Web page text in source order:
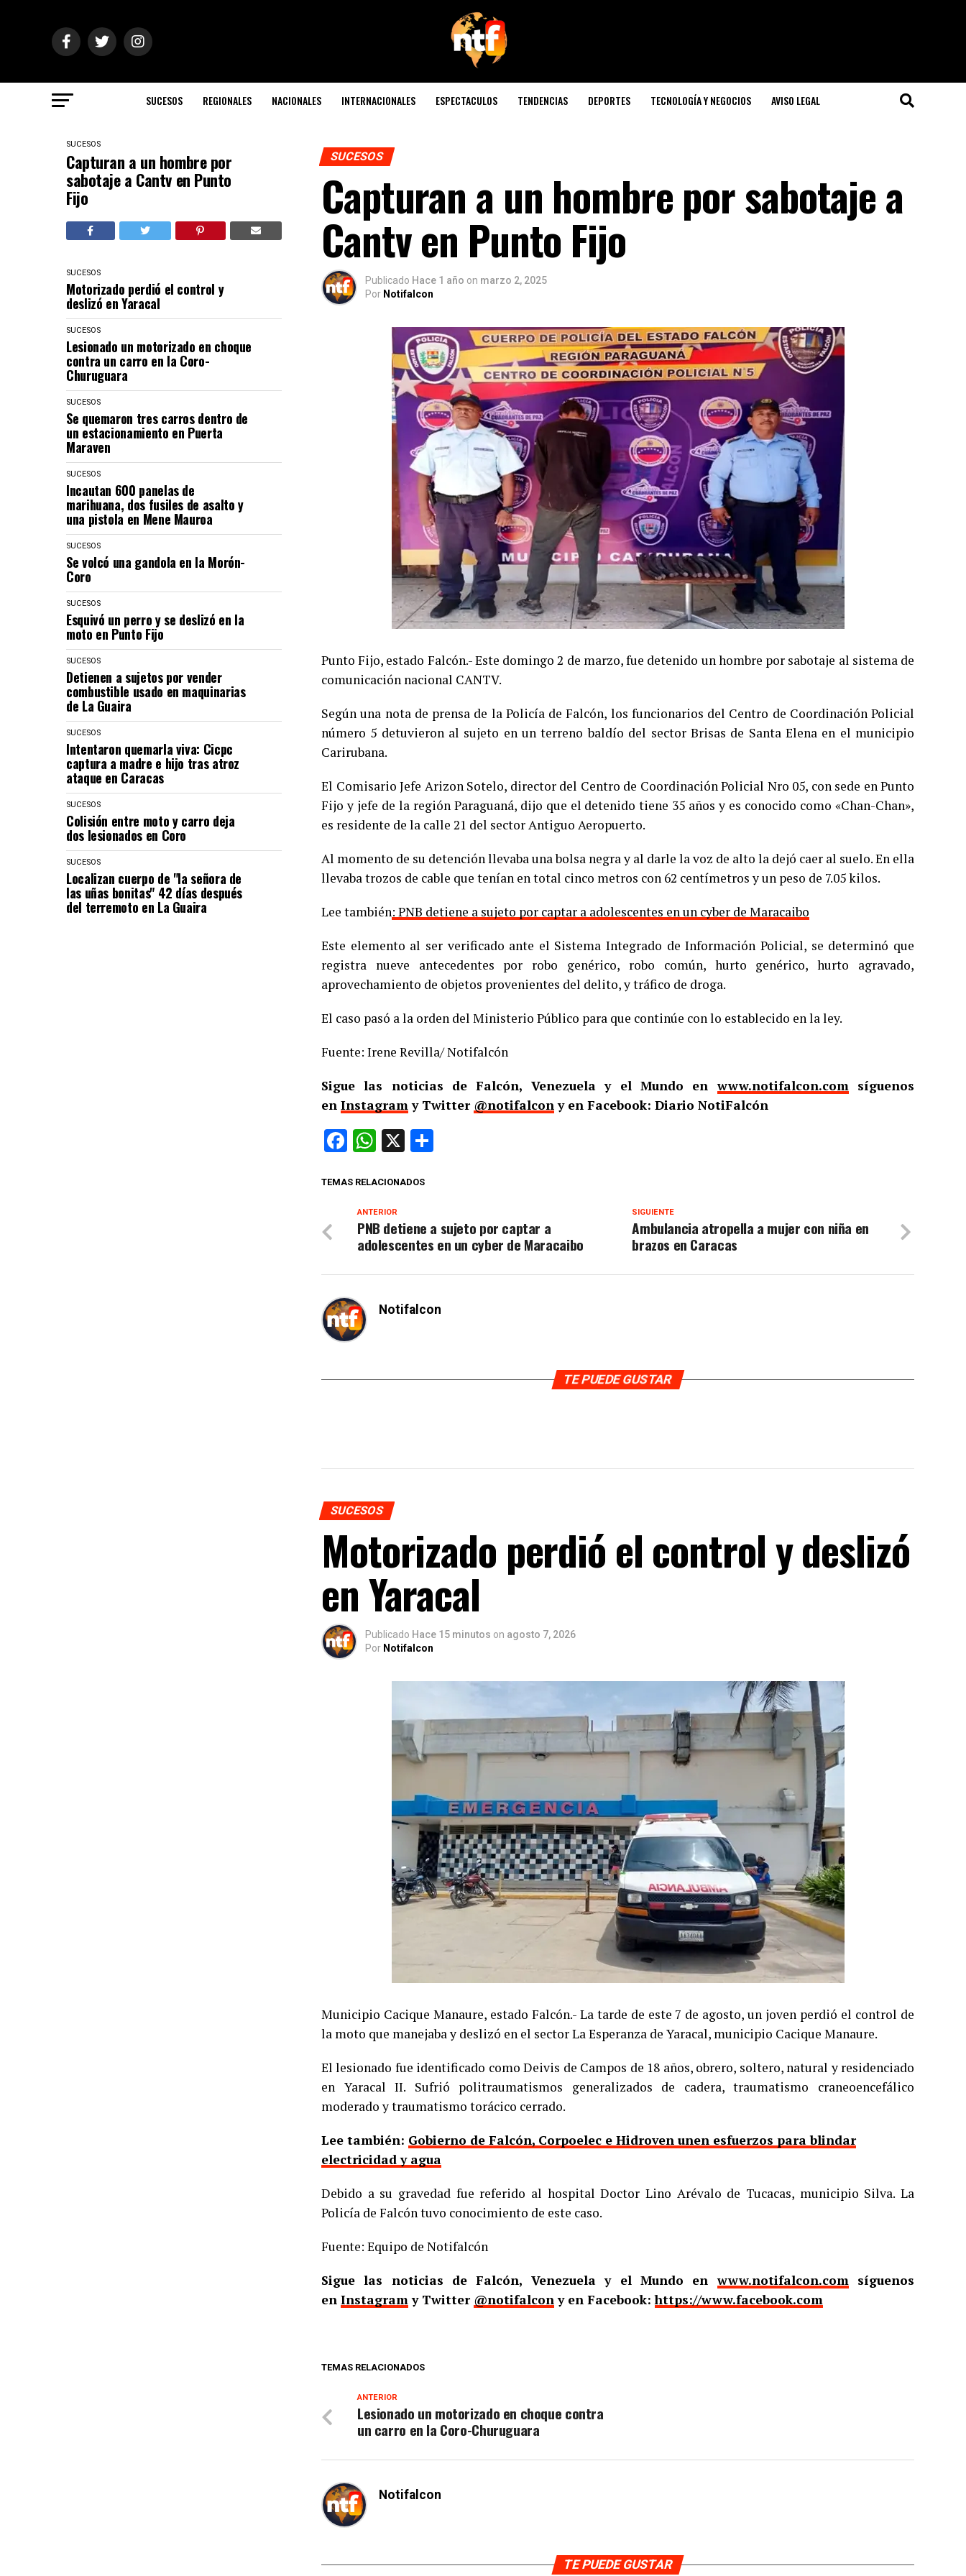
SUCESOS REGIONALES NACIONALES INTERNACIONALES ESPECTACULOS TENDENCIAS DEPORTES TECNOLOGÍA Y NEGOCIOS AVISO LEGAL
SUCESOS
Capturan a un hombre por
sabotaje a Cantv en Punto
Fijo
SUCESOS
Motorizado perdió el control y
deslizó en Yaracal
SUCESOS
Lesionado un motorizado en choque
contra un carro en la Coro-
Churuguara
SUCESOS
Se quemaron tres carros dentro de
un estacionamiento en Puerta
Maraven
SUCESOS
Incautan 600 panelas de
marihuana, dos fusiles de asalto y
una pistola en Mene Mauroa
SUCESOS
Se volcó una gandola en la Morón-
Coro
SUCESOS
Esquivó un perro y se deslizó en la
moto en Punto Fijo
SUCESOS
Detienen a sujetos por vender
combustible usado en maquinarias
de La Guaira
SUCESOS
Intentaron quemarla viva: Cicpc
captura a madre e hijo tras atroz
ataque en Caracas
SUCESOS
Colisión entre moto y carro deja
dos lesionados en Coro
SUCESOS
Localizan cuerpo de "la señora de
las uñas bonitas" 42 días después
del terremoto en La Guaira
SUCESOS
Capturan a un hombre por sabotaje a
Cantv en Punto Fijo
Publicado Hace 1 año on marzo 2, 2025
Por Notifalcon
Punto Fijo, estado Falcón.- Este domingo 2 de marzo, fue detenido un hombre por sabotaje al sistema de
comunicación nacional CANTV.
Según una nota de prensa de la Policía de Falcón, los funcionarios del Centro de Coordinación Policial
número 5 detuvieron al sujeto en un terreno baldío del sector Brisas de Santa Elena en el municipio
Carirubana.
El Comisario Jefe Arizon Sotelo, director del Centro de Coordinación Policial Nro 05, con sede en Punto
Fijo y jefe de la región Paraguaná, dijo que el detenido tiene 35 años y es conocido como «Chan-Chan»,
es residente de la calle 21 del sector Antiguo Aeropuerto.
Al momento de su detención llevaba una bolsa negra y al darle la voz de alto la dejó caer al suelo. En ella
llevaba trozos de cable que tenían en total cinco metros con 62 centímetros y un peso de 7.05 kilos.
Lee también: PNB detiene a sujeto por captar a adolescentes en un cyber de Maracaibo
Este elemento al ser verificado ante el Sistema Integrado de Información Policial, se determinó que
registra nueve antecedentes por robo genérico, robo común, hurto genérico, hurto agravado,
aprovechamiento de objetos provenientes del delito, y tráfico de droga.
El caso pasó a la orden del Ministerio Público para que continúe con lo establecido en la ley.
Fuente: Irene Revilla/ Notifalcón
Sigue las noticias de Falcón, Venezuela y el Mundo enwww.notifalcon.comsíguenos
en Instagramy Twitter @notifalcony en Facebook: Diario NotiFalcón
Facebook
WhatsApp
X
TEMAS RELACIONADOS
SIGUIENTE
Ambulancia atropella a mujer con niña en
brazos en Caracas
ANTERIOR
PNB detiene a sujeto por captar a
adolescentes en un cyber de Maracaibo
Notifalcon
TE PUEDE GUSTAR
SUCESOS
Motorizado perdió el control y deslizó
en Yaracal
Publicado Hace 15 minutos on agosto 7, 2026
Por Notifalcon
Municipio Cacique Manaure, estado Falcón.- La tarde de este 7 de agosto, un joven perdió el control de
la moto que manejaba y deslizó en el sector La Esperanza de Yaracal, municipio Cacique Manaure.
El lesionado fue identificado como Deivis de Campos de 18 años, obrero, soltero, natural y residenciado
en Yaracal II. Sufrió politraumatismos generalizados de cadera, traumatismo craneoencefálico
moderado y traumatismo torácico cerrado.
Lee también: Gobierno de Falcón, Corpoelec e Hidroven unen esfuerzos para blindar
electricidad y agua
Debido a su gravedad fue referido al hospital Doctor Lino Arévalo de Tucacas, municipio Silva. La
Policía de Falcón tuvo conocimiento de este caso.
Fuente: Equipo de Notifalcón
Sigue las noticias de Falcón, Venezuela y el Mundo enwww.notifalcon.comsíguenos
en Instagramy Twitter @notifalcony en Facebook:https://www.facebook.com
TEMAS RELACIONADOS
ANTERIOR
Lesionado un motorizado en choque contra
un carro en la Coro-Churuguara
Notifalcon
TE PUEDE GUSTAR